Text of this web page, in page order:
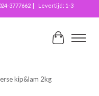
3777662 | Levertijd: 1-3
kip&lam 2kg